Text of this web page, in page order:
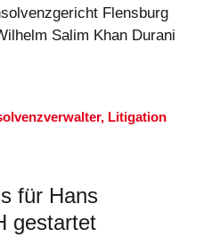
Flensburg
Salim Khan Durani
, Litigation
für Hans
gestartet